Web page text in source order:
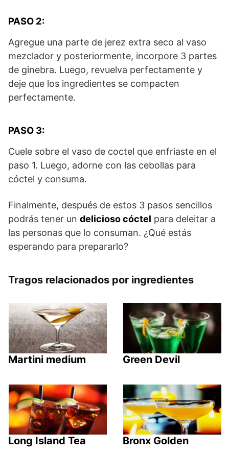
PASO 2:
Agregue una parte de jerez extra seco al vaso
mezclador y posteriormente, incorpore 3 partes
de ginebra. Luego, revuelva perfectamente y
deje que los ingredientes se compacten
perfectamente.
PASO 3:
Cuele sobre el vaso de coctel que enfriaste en el
paso 1. Luego, adorne con las cebollas para
cóctel y consuma.
Finalmente, después de estos 3 pasos sencillos
podrás tener un delicioso cóctel para deleitar a
las personas que lo consuman. ¿Qué estás
esperando para prepararlo?
Tragos relacionados por ingredientes
Martini medium Green Devil
Long Island Tea Bronx Golden